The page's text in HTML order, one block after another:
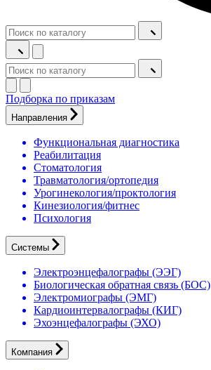
Подборка по приказам
Направления
Функциональная диагностика
Реабилитация
Стоматология
Травматология/ортопедия
Урогинекология/проктология
Кинезиология/фитнес
Психология
Системы
Электроэнцефалографы (ЭЭГ)
Биологическая обратная связь (БОС)
Электромиографы (ЭМГ)
Кардиоинтервалографы (КИГ)
Эхоэнцефалографы (ЭХО)
Компания